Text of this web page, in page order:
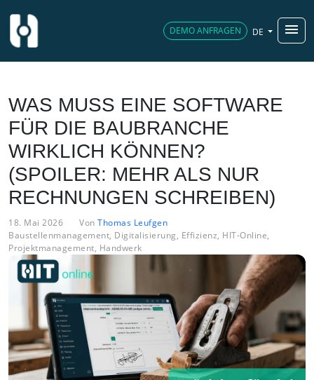
DEMO ANFRAGEN DE menu
WAS MUSS EINE SOFTWARE
FÜR DIE BAUBRANCHE
WIRKLICH KÖNNEN?
(SPOILER: MEHR ALS NUR
RECHNUNGEN SCHREIBEN)
18. Mai 2026 Von Thomas Leufgen
Baustellenmanagement, Digitalisierung, Effizienz, HIT-Online,
Projektmanagement, Handwerk